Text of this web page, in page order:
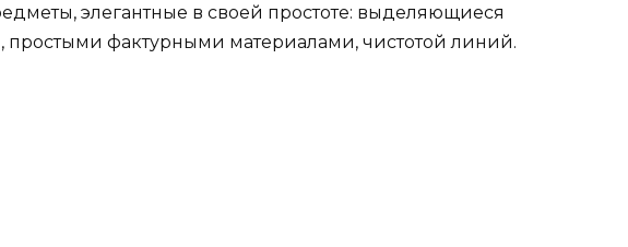
элегантные в своей простоте: выделяющиеся
фактурными материалами, чистотой линий.